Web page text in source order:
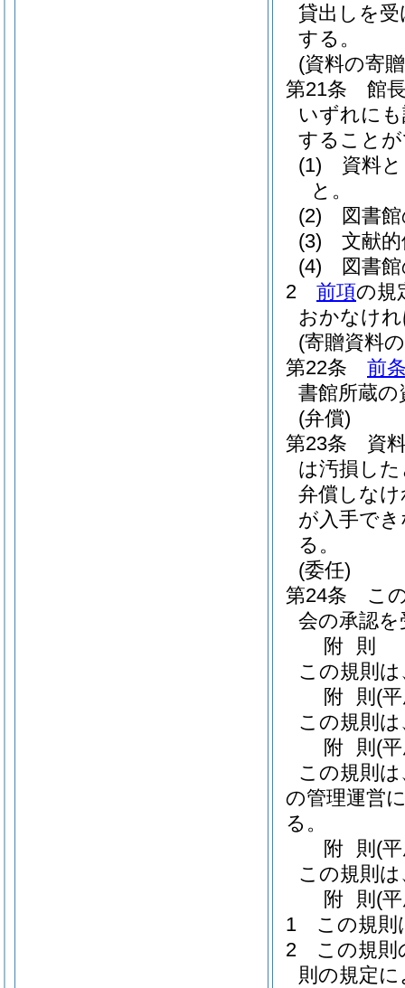
貸出しを
する。
(資料の寄
第21条
館
いずれに
すること
(1)
資料
と。
(2)
図書
(3)
文献
(4)
図書
2
前項の規
おかなけ
(寄贈資料
第22条
前
書館所蔵
(弁償)
第23条
資
は汚損し
弁償しな
が入手で
る。
(委任)
第24条
こ
会の承認
附 則
この規則
附 則 (
この規則
附 則 (
この規則
の管理運営
る。
附 則 (
この規則
附 則 (
1
この規則
2
この規則
則の規定